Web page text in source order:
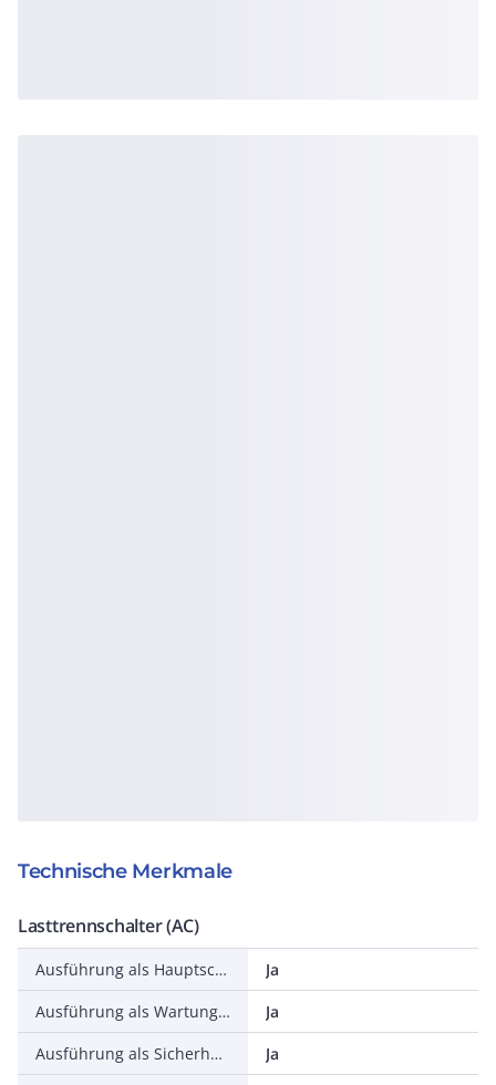
Technische Merkmale
Lasttrennschalter (AC)
Ausführung als Hauptschalter
Ja
Ausführung als Wartungs-/Reparaturschalter
Ja
Ausführung als Sicherheitsschalter
Ja